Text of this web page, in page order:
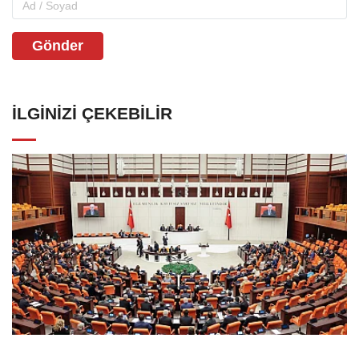
Gönder
İLGINIZI ÇEKEBILIR